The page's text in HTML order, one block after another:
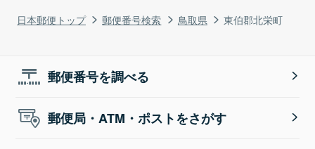
日本郵便トップ 郵便番号検索 鳥取県 東伯郡北栄町
郵便番号を調べる
郵便局・ATM・ポストをさがす